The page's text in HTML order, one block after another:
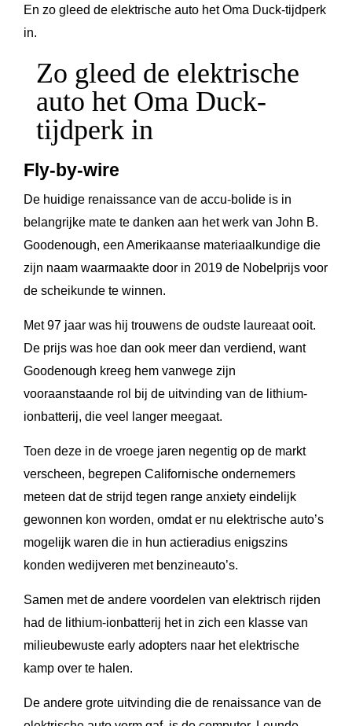
En zo gleed de elektrische auto het Oma Duck-tijdperk
in.
Zo gleed de elektrische
auto het Oma Duck-
tijdperk in
Fly-by-wire
De huidige renaissance van de accu-bolide is in
belangrijke mate te danken aan het werk van John B.
Goodenough, een Amerikaanse materiaalkundige die
zijn naam waarmaakte door in 2019 de Nobelprijs voor
de scheikunde te winnen.
Met 97 jaar was hij trouwens de oudste laureaat ooit.
De prijs was hoe dan ook meer dan verdiend, want
Goodenough kreeg hem vanwege zijn
vooraanstaande rol bij de uitvinding van de lithium-
ionbatterij, die veel langer meegaat.
Toen deze in de vroege jaren negentig op de markt
verscheen, begrepen Californische ondernemers
meteen dat de strijd tegen range anxiety eindelijk
gewonnen kon worden, omdat er nu elektrische auto’s
mogelijk waren die in hun actieradius enigszins
konden wedijveren met benzineauto’s.
Samen met de andere voordelen van elektrisch rijden
had de lithium-ionbatterij het in zich een klasse van
milieubewuste early adopters naar het elektrische
kamp over te halen.
De andere grote uitvinding die de renaissance van de